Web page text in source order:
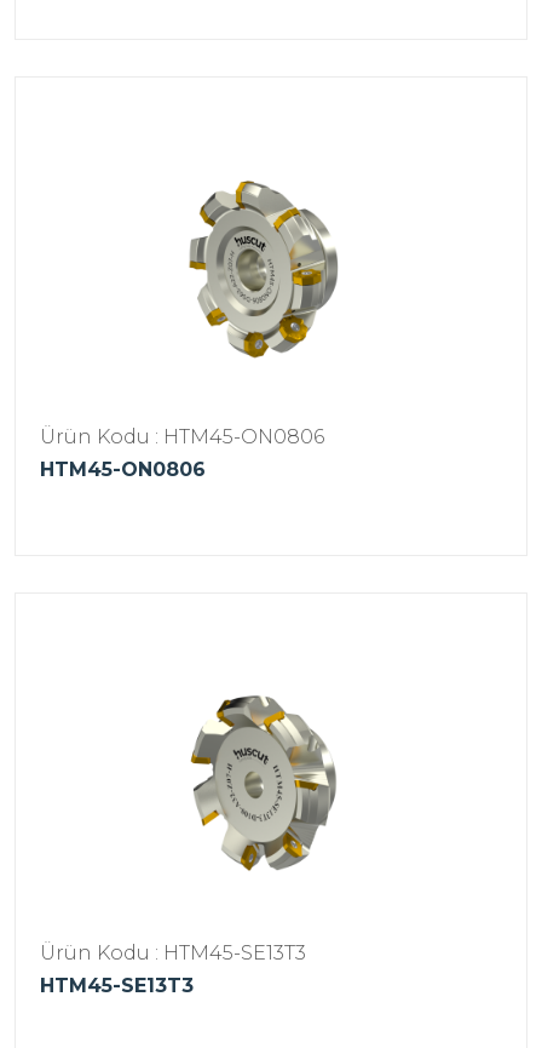
Ürün Kodu : HTM45-ON0806
HTM45-ON0806
Ürün Kodu : HTM45-SE13T3
HTM45-SE13T3